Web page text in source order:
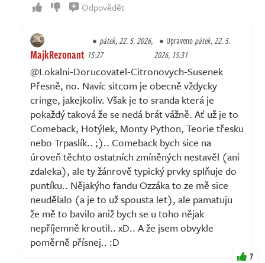
Odpovědět
MajkRezonant
pátek, 22. 5. 2026,
15:27
Upravenopátek, 22. 5.
2026, 15:31
@Lokalni-Dorucovatel-Citronovych-Susenek
Přesně, no. Navíc sitcom je obecně vždycky
cringe, jakejkoliv. Však je to sranda která je
pokaždý taková že se nedá brát vážně. Ať už je to
Comeback, Hotýlek, Monty Python, Teorie třesku
nebo Trpaslík.. ;).. Comeback bych sice na
úroveň těchto ostatních zmíněných nestavěl (ani
zdaleka), ale ty žánrově typický prvky splňuje do
puntíku.. Nějakýho fandu Ozzáka to ze mě sice
neudělalo (a je to už spousta let), ale pamatuju
že mě to bavilo aniž bych se u toho nějak
nepříjemně kroutil.. xD.. A že jsem obvykle
poměrně přísnej.. :D
7